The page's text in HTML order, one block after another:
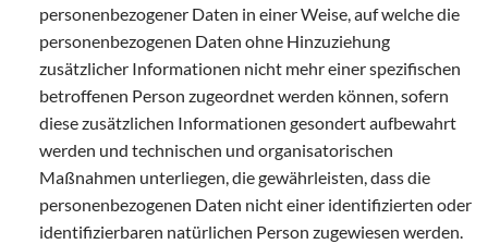
personenbezogener Daten in einer Weise, auf welche die
personenbezogenen Daten ohne Hinzuziehung
zusätzlicher Informationen nicht mehr einer spezifischen
betroffenen Person zugeordnet werden können, sofern
diese zusätzlichen Informationen gesondert aufbewahrt
werden und technischen und organisatorischen
Maßnahmen unterliegen, die gewährleisten, dass die
personenbezogenen Daten nicht einer identifizierten oder
identifizierbaren natürlichen Person zugewiesen werden.